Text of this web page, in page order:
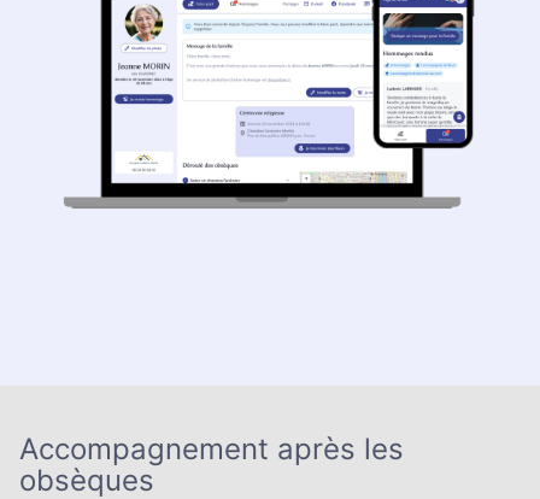
Accompagnement après les
obsèques